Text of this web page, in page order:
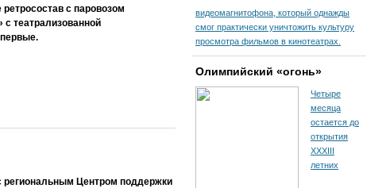
с паровозом
с театрализованной
региональным Центром поддержки
видеомагнитофона, который однажды
смог практически уничтожить культуру
просмотра фильмов в кинотеатрах.
Олимпийский «огонь»
Четыре
месяца
остается до
открытия
XXXIII
летних